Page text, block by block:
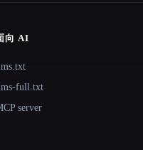
向 AI
full.txt
server